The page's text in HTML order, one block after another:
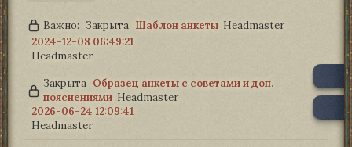
Важно: Закрыта Шаблон анкеты Headmaster
2024-12-08 06:49:21
Headmaster
Закрыта Образец анкеты с советами и доп.
пояснениями Headmaster
2026-06-24 12:09:41
Headmaster